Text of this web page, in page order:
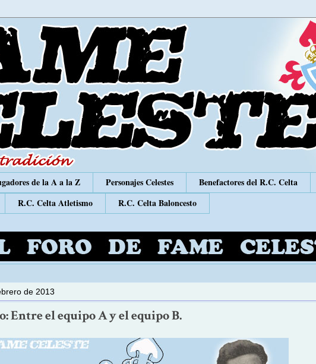
de la A a la Z Personajes Celestes Benefactores del R.C. Celta
R.C. Celta Atletismo R.C. Celta Baloncesto
de 2013
Entre el equipo A y el equipo B.